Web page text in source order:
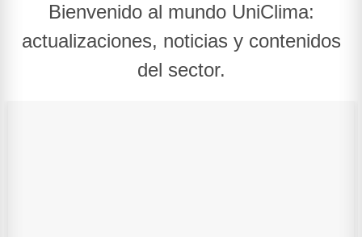
Bienvenido al mundo UniClima:
actualizaciones, noticias y contenidos
del sector.